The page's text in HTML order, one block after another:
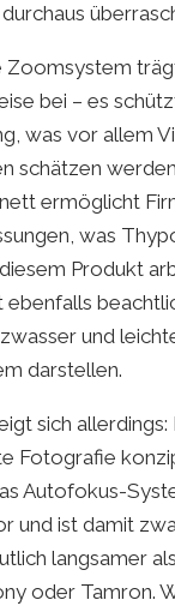
Zoomsystem
bei – es
was vor allem
schätzen
ermöglicht
was
Produkt
und
darstellen.
sich
Fotografie
Autofokus-
und ist damit
langsamer
oder Tamron.